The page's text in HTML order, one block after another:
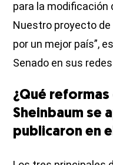
para la modificación
Nuestro proyecto
por un mejor país”,
Senado en sus
¿Qué reformas
Sheinbaum se
publicaron en